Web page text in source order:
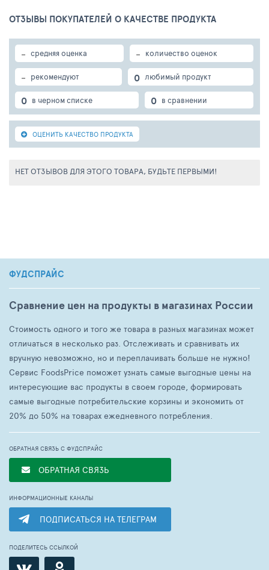
ОТЗЫВЫ ПОКУПАТЕЛЕЙ О КАЧЕСТВЕ ПРОДУКТА
- средняя оценка - количество оценок
- рекомендуют 0 любимый продукт
0 в черном списке 0 в сравнении
ОЦЕНИТЬ КАЧЕСТВО ПРОДУКТА
НЕТ ОТЗЫВОВ ДЛЯ ЭТОГО ТОВАРА, БУДЬТЕ ПЕРВЫМИ!
ФУДСПРАЙС
Сравнение цен на продукты в магазинах России
Стоимость одного и того же товара в разных магазинах может
отличаться в несколько раз. Отслеживать и сравнивать их
вручную невозможно, но и переплачивать больше не нужно!
Сервис FoodsPrice поможет узнать самые выгодные цены на
интересующие вас продукты в своем городе, формировать
самые выгодные потребительские корзины и экономить от
20% до 50% на товарах ежедневного потребления.
ОБРАТНАЯ СВЯЗЬ С ФУДСПРАЙС
ОБРАТНАЯ СВЯЗЬ
ИНФОРМАЦИОННЫЕ КАНАЛЫ
ПОДПИСАТЬСЯ НА ТЕЛЕГРАМ
ПОДЕЛИТЕСЬ ССЫЛКОЙ